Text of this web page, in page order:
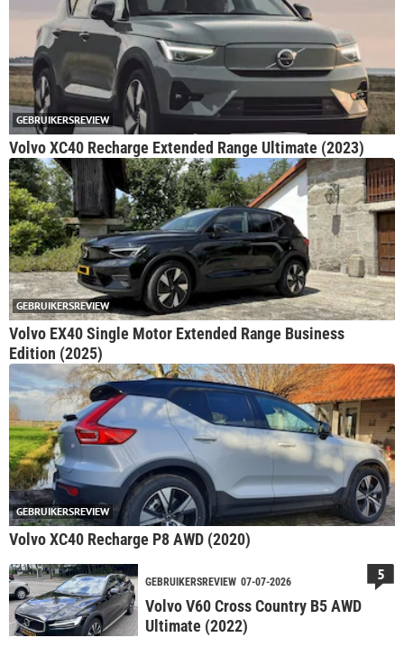
GEBRUIKERSREVIEW
Volvo XC40 Recharge Extended Range Ultimate (2023)
GEBRUIKERSREVIEW
Volvo EX40 Single Motor Extended Range Business
Edition (2025)
GEBRUIKERSREVIEW
Volvo XC40 Recharge P8 AWD (2020)
GEBRUIKERSREVIEW 07-07-2026
Volvo V60 Cross Country B5 AWD
Ultimate (2022)
5